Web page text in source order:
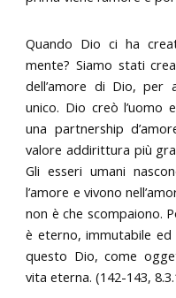
Quando Dio ci ha
mente? Siamo stati
dell’amore di Dio, per
unico. Dio creò l’uomo
una partnership
valore addirittura più
Gli esseri umani
l’amore e vivono
non è che scompaiono.
è eterno, immutabile
questo Dio, come
vita eterna. (142-143,